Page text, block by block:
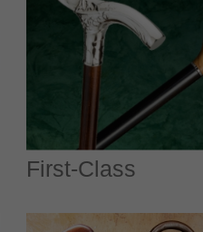
First-Class